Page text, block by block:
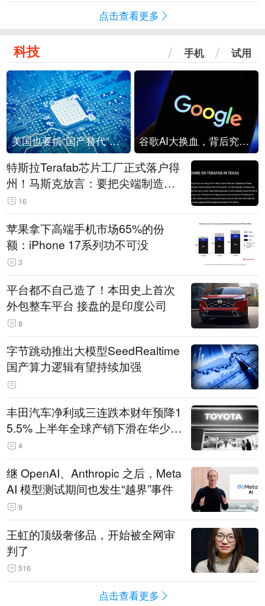
点击查看更多
科技 手机 试用
美国也要搞“国产替代”？先算清三笔账 谷歌AI大换血，背后究竟发生了什么？
特斯拉Terafab芯片工厂正式落户得
州！马斯克放言：要把尖端制造带
回美国
16
苹果拿下高端手机市场65%的份
额：iPhone 17系列功不可没
3
平台都不自己造了！本田史上首次
外包整车平台 接盘的是印度公司
8
字节跳动推出大模型SeedRealtime
国产算力逻辑有望持续加强
丰田汽车净利或三连跌本财年预降1
5.5% 上半年全球产销下滑在华少卖
14.3万辆
4
继 OpenAI、Anthropic 之后，Meta
AI 模型测试期间也发生“越界”事件
9
王虹的顶级奢侈品，开始被全网审
判了
516
点击查看更多